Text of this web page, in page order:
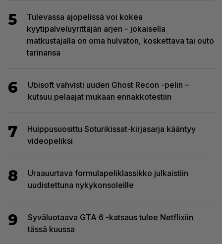
5
Tulevassa ajopelissä voi kokea
kyytipalveluyrittäjän arjen – jokaisella
matkustajalla on oma hulvaton, koskettava tai outo
tarinansa
6
Ubisoft vahvisti uuden Ghost Recon -pelin –
kutsuu pelaajat mukaan ennakkotestiin
7
Huippusuosittu Soturikissat-kirjasarja kääntyy
videopeliksi
8
Uraauurtava formulapeliklassikko julkaistiin
uudistettuna nykykonsoleille
9
Syväluotaava GTA 6 -katsaus tulee Netflixiin
tässä kuussa